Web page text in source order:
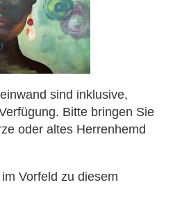
sind inklusive,
Bitte bringen Sie
oder altes Herrenhemd
Vorfeld zu diesem